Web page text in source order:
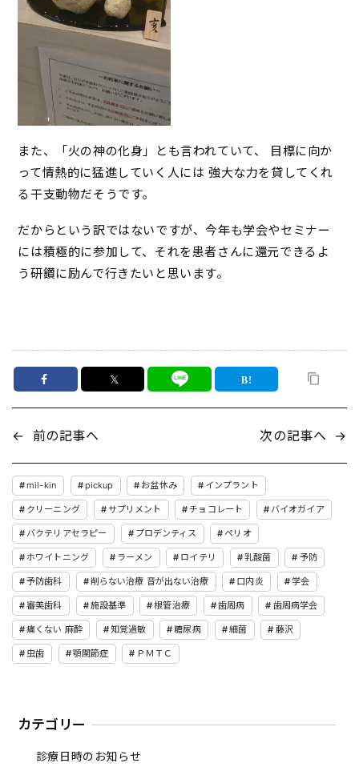
また、「火の神の化身」とも言われていて、 目標に向か
って情熱的に猛進していく人には 強大な力を貸してくれ
る干支動物だそうです。
だからという訳ではないですが、今年も学会やセミナー
には積極的に参加して、それを患者さんに還元できるよ
う研鑽に励んで行きたいと思います。
𝕏
← 前の記事へ 次の記事へ →
mil-kin pickup お盆休み インプラント
クリーニング サプリメント チョコレート バイオガイア
バクテリアセラピー プロデンティス ペリオ
ホワイトニング ラーメン ロイテリ 乳酸菌 予防
予防歯科 削らない治療 音が出ない治療 口内炎 学会
審美歯科 施設基準 根管治療 歯周病 歯周病学会
痛くない 麻酔 知覚過敏 糖尿病 細菌 藤沢
虫歯 顎関節症 ＰＭＴＣ
カテゴリー
診療日時のお知らせ